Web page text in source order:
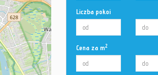
Liczba pokoi
Cena za m2